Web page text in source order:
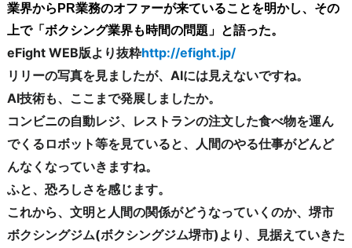
業界からPR業務のオファーが来ていることを明かし、その
上で「ボクシング業界も時間の問題」と語った。
eFight WEB版より抜粋http://efight.jp/
リリーの写真を見ましたが、AIには見えないですね。
AI技術も、ここまで発展しましたか。
コンビニの自動レジ、レストランの注文した食べ物を運ん
でくるロボット等を見ていると、人間のやる仕事がどんど
んなくなっていきますね。
ふと、恐ろしさを感じます。
これから、文明と人間の関係がどうなっていくのか、堺市
ボクシングジム(ボクシングジム堺市)より、見据えていきた